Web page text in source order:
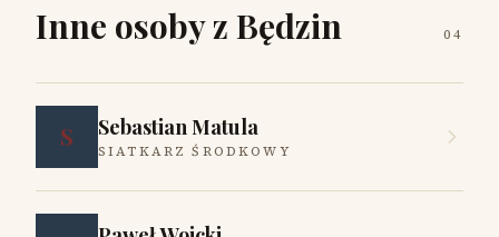
Inne osoby z Będzin 04
S Sebastian Matula
SIATKARZ ŚRODKOWY